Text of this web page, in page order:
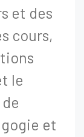
et des
cours,
le
et